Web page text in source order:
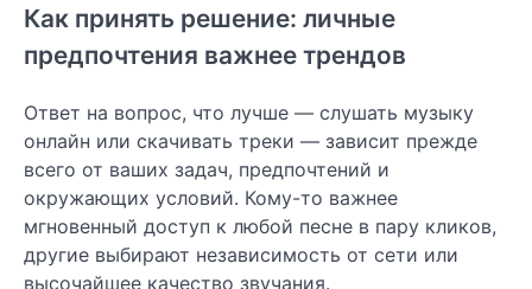
Как принять решение: личные
предпочтения важнее трендов
Ответ на вопрос, что лучше — слушать музыку
онлайн или скачивать треки — зависит прежде
всего от ваших задач, предпочтений и
окружающих условий. Кому-то важнее
мгновенный доступ к любой песне в пару кликов,
другие выбирают независимость от сети или
высочайшее качество звучания.